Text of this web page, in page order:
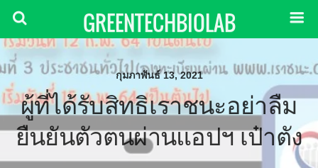
GREENTECHBIOLAB
กุมภาพันธ์ 13, 2021
ผู้ที่ได้รับสิทธิเราชนะอย่าลืม
ยืนยันตัวตนผ่านแอปฯ เป๋าตัง